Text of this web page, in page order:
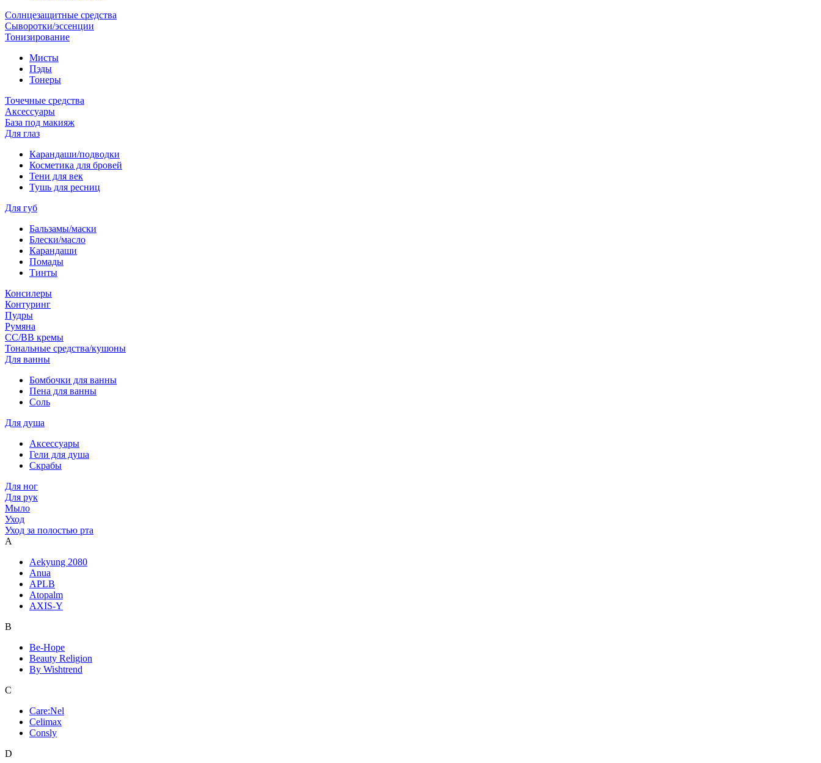
Солнцезащитные средства
Сыворотки/эссенции
Тонизирование
Мисты
Пэды
Тонеры
Точечные средства
Аксессуары
База под макияж
Для глаз
Карандаши/подводки
Косметика для бровей
Тени для век
Тушь для ресниц
Для губ
Бальзамы/маски
Блески/масло
Карандаши
Помады
Тинты
Консилеры
Контуринг
Пудры
Румяна
СС/ВВ кремы
Тональные средства/кушоны
Для ванны
Бомбочки для ванны
Пена для ванны
Соль
Для душа
Аксессуары
Гели для душа
Скрабы
Для ног
Для рук
Мыло
Уход
Уход за полостью рта
A
Aekyung 2080
Anua
APLB
Atopalm
AXIS-Y
B
Be-Hope
Beauty Religion
By Wishtrend
C
Care:Nel
Celimax
Consly
D